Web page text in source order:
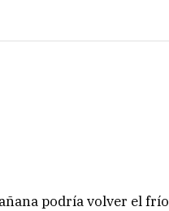
podría volver el frío